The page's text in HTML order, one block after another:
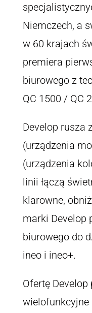
Niemczech, a
w 60 krajach
premiera
biurowego z
QC 1500 / QC
Develop rusza
(urządzenia
(urządzenia
linii łączą
klarowne,
marki Develop
biurowego do
ineo i ineo+.
Ofertę
wielofunkcyjne